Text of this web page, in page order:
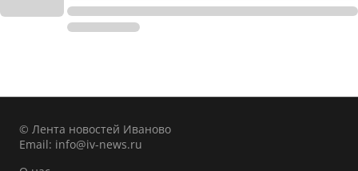
© Лента новостей Иваново
Email: info@iv-news.ru